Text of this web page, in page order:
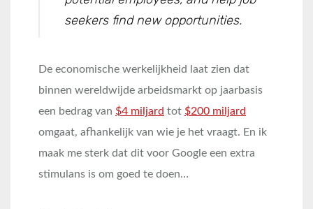
seekers find new opportunities.
De economische werkelijkheid laat zien dat
binnen wereldwijde arbeidsmarkt op jaarbasis
een bedrag van $4 miljard tot $200 miljard
omgaat, afhankelijk van wie je het vraagt. En ik
maak me sterk dat dit voor Google een extra
stimulans is om goed te doen…